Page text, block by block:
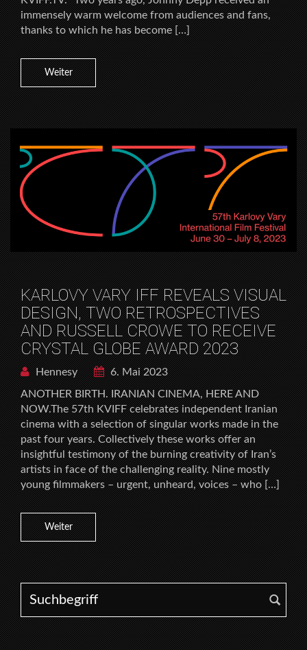
immensely warm welcome from audiences and fans,
thanks to which he has become […]
Weiter
KARLOVY VARY IFF REVEALS VISUAL
DESIGN, TWO RETROSPECTIVES
AND RUSSELL CROWE TO RECEIVE
CRYSTAL GLOBE AWARD 2023
Hennesy
6. Mai 2023
ANOTHER BIRTH. IRANIAN CINEMA, HERE AND
NOW.The 57th KVIFF celebrates independent Iranian
cinema with a selection of singular works made in the
past four years. Collectively these works offer an
insightful testimony of the burning creativity of Iran’s
artists in face of the challenging reality. Nine mostly
young filmmakers – urgent, unheard, voices – who […]
Weiter
Search for: